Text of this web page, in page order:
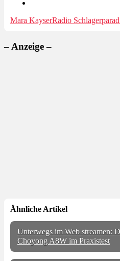
Mara KayserRadio
– Anzeige –
Ähnliche Artikel
Unterwegs im Web streamen:
Choyong A8W im Praxistest